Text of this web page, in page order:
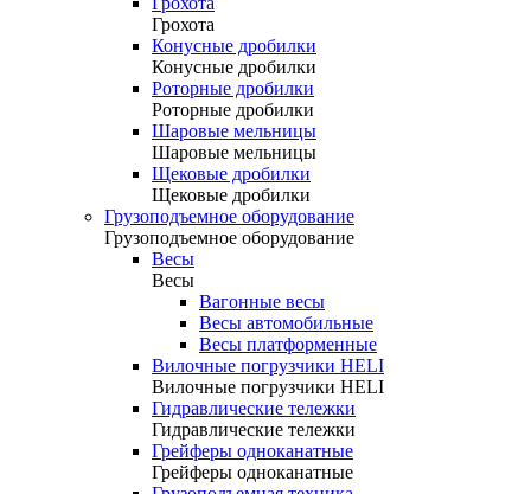
Грохота
Конусные дробилки
Конусные дробилки
Роторные дробилки
Роторные дробилки
Шаровые мельницы
Шаровые мельницы
Щековые дробилки
Щековые дробилки
Грузоподъемное оборудование
Грузоподъемное оборудование
Весы
Весы
Вагонные весы
Весы автомобильные
Весы платформенные
Вилочные погрузчики HELI
Вилочные погрузчики HELI
Гидравлические тележки
Гидравлические тележки
Грейферы одноканатные
Грейферы одноканатные